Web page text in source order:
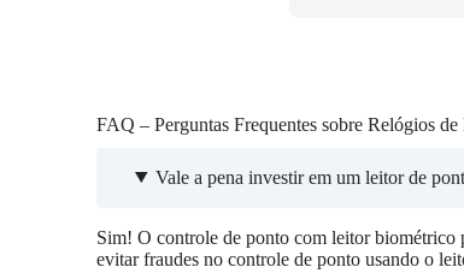
FAQ – Perguntas Frequentes sobre Relógios
Vale a pena investir em um leitor de
Sim! O controle de ponto com leitor biométrico
evitar fraudes no controle de ponto usando o